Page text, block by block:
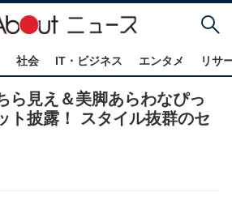
社会 IT・ビジネス エンタメ リサ
ら見え＆美脚あらわなぴっ
ト披露！ スタイル抜群のセ